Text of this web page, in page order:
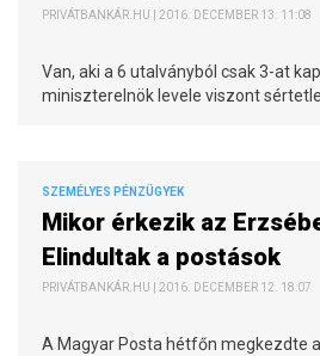
PRIVÁTBANKÁR.HU | 2016. DECEMBER 13. 11:08
Van, aki a 6 utalványból csak 3-at
miniszterelnök levele viszont
SZEMÉLYES PÉNZÜGYEK
Mikor érkezik az
Elindultak a postások
PRIVÁTBANKÁR.HU | 2016. DECEMBER 12. 18:07
A Magyar Posta hétfőn megkezdte